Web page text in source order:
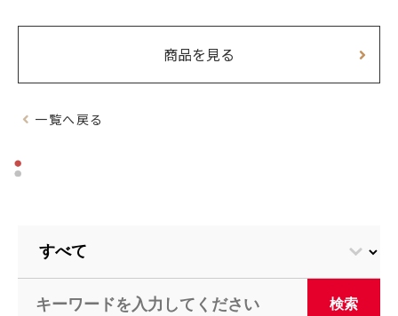
商品を見る
一覧へ戻る